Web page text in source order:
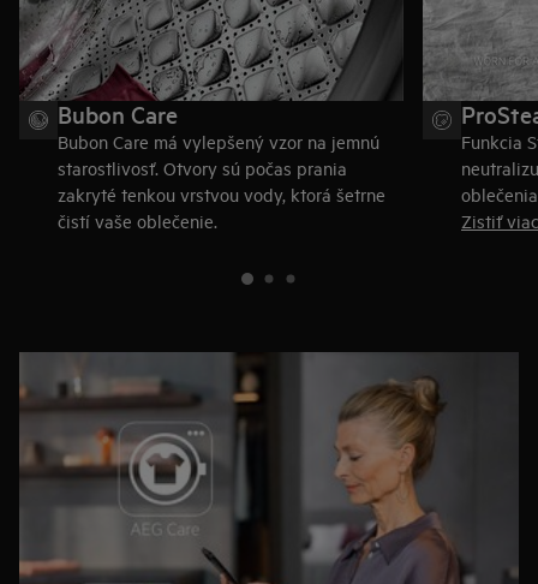
Bubon Care
Bubon Care má vylepšený vzor na jemnú
starostlivosť. Otvory sú počas prania
zakryté tenkou vrstvou vody, ktorá šetrne
čistí vaše oblečenie.
Funkcia
Zistiť viac